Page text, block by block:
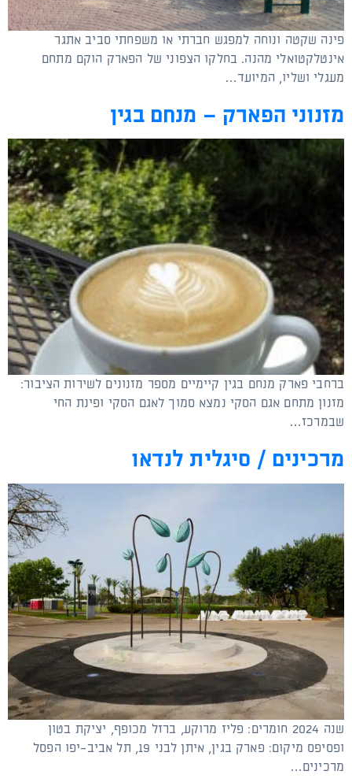
פינה שקטה ונוחה למפגש חברתי או משפחתי סביב אתגר
אינטלקטואלי מהנה. בחלקו הצפוני של הפארק הוקם מתחם
מעגלי ושליו, המיועד…
מזנוני הפארק – מנחם בגין
ברחבי פארק מנחם בגין קיימיים מספר מזנונים לשירות הציבור:
מזנון מתחם אגם הסקי נמצא סמוך לאגם הסקי ופינת החי
שבמרכז…
מרכינים / סיגלית לנדאו
שנה 2024 חומרים: פליז מרוקע, ברזל מכופף, יציקת בטון
ופסיפס מיקום: פארק בגין, איתן לבני 19, תל אביב-יפו הפסל
מרכינים…